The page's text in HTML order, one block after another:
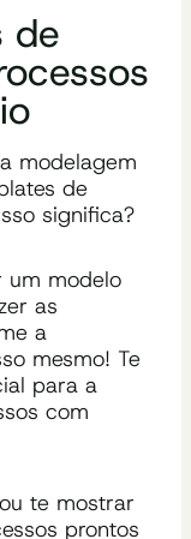
de
modelagem
de
significa?
um modelo
as
a
mesmo! Te
para a
com
te mostrar
prontos